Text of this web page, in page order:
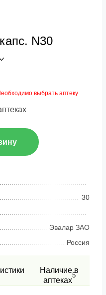
N30
выбрать аптеку
30
Эвалар ЗАО
Россия
Наличие в
аптеках
5